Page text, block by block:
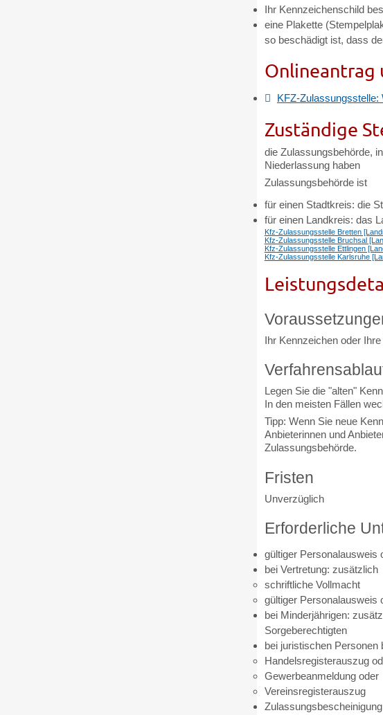
Ihr Kennzeichenschild
eine Plakette
so beschädigt ist, dass
Onlineantrag
KFZ-
Zuständige
die Zulassungsbehörde,
Niederlassung haben
Zulassungsbehörde ist
für einen Stadtkreis: die
für einen Landkreis: das
Kfz-Zulassungsstelle Bretten
Kfz-Zulassungsstelle Bruchsal
Kfz-Zulassungsstelle Ettlingen
Kfz-Zulassungsstelle Karlsruhe
Ihr Kennzeichen oder
Legen Sie die "alten"
In den meisten Fällen
Tipp: Wenn Sie neue
Anbieterinnen und
Zulassungsbehörde.
Fristen
Unverzüglich
Erforderliche
gültiger Personalausweis
bei Vertretung: zusätzlich
schriftliche Vollmacht
gültiger Personalausweis
bei Minderjährigen:
Sorgeberechtigten
bei juristischen Personen
Handelsregisterauszug
Gewerbeanmeldung oder
Vereinsregisterauszug